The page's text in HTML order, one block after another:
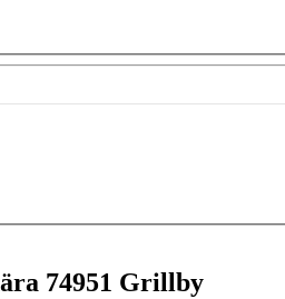
74951 Grillby